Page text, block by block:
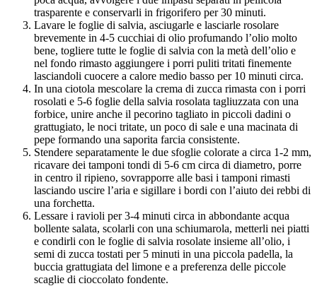
trasparente e conservarli in frigorifero per 30 minuti.
Lavare le foglie di salvia, asciugarle e lasciarle rosolare
brevemente in 4-5 cucchiai di olio profumando l’olio molto
bene, togliere tutte le foglie di salvia con la metà dell’olio e
nel fondo rimasto aggiungere i porri puliti tritati finemente
lasciandoli cuocere a calore medio basso per 10 minuti circa.
In una ciotola mescolare la crema di zucca rimasta con i porri
rosolati e 5-6 foglie della salvia rosolata tagliuzzata con una
forbice, unire anche il pecorino tagliato in piccoli dadini o
grattugiato, le noci tritate, un poco di sale e una macinata di
pepe formando una saporita farcia consistente.
Stendere separatamente le due sfoglie colorate a circa 1-2 mm,
ricavare dei tamponi tondi di 5-6 cm circa di diametro, porre
in centro il ripieno, sovrapporre alle basi i tamponi rimasti
lasciando uscire l’aria e sigillare i bordi con l’aiuto dei rebbi di
una forchetta.
Lessare i ravioli per 3-4 minuti circa in abbondante acqua
bollente salata, scolarli con una schiumarola, metterli nei piatti
e condirli con le foglie di salvia rosolate insieme all’olio, i
semi di zucca tostati per 5 minuti in una piccola padella, la
buccia grattugiata del limone e a preferenza delle piccole
scaglie di cioccolato fondente.